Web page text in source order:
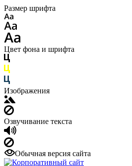
Размер шрифта
Цвет фона и шрифта
Изображения
Озвучивание текста
Обычная версия сайта